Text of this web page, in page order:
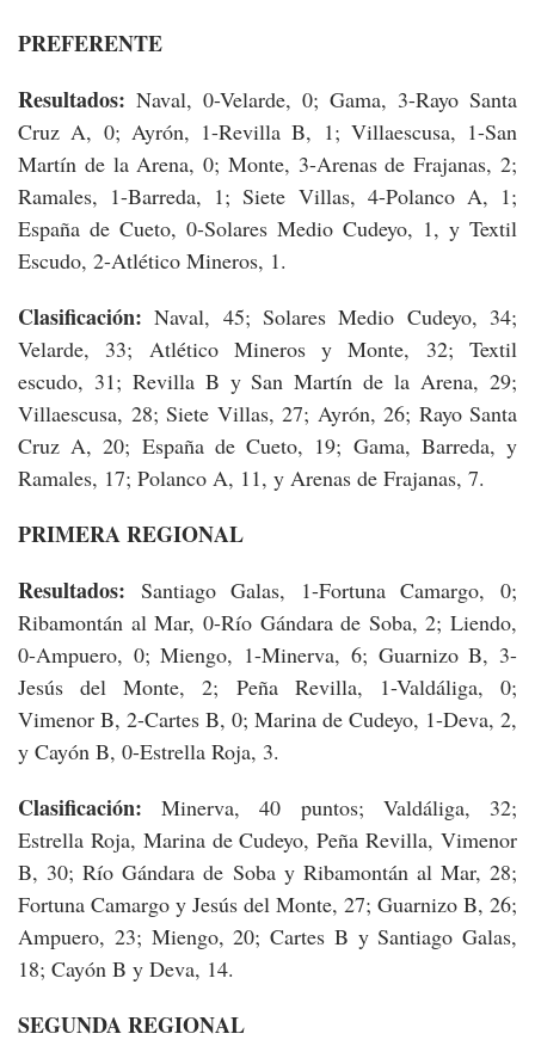
PREFERENTE
Resultados: Naval, 0-Velarde, 0; Gama, 3-Rayo Santa
Cruz A, 0; Ayrón, 1-Revilla B, 1; Villaescusa, 1-San
Martín de la Arena, 0; Monte, 3-Arenas de Frajanas, 2;
Ramales, 1-Barreda, 1; Siete Villas, 4-Polanco A, 1;
España de Cueto, 0-Solares Medio Cudeyo, 1, y Textil
Escudo, 2-Atlético Mineros, 1.
Clasificación:Naval, 45; Solares Medio Cudeyo, 34;
Velarde, 33; Atlético Mineros y Monte, 32; Textil
escudo, 31; Revilla B y San Martín de la Arena, 29;
Villaescusa, 28; Siete Villas, 27; Ayrón, 26; Rayo Santa
Cruz A, 20; España de Cueto, 19; Gama, Barreda, y
Ramales, 17; Polanco A, 11, y Arenas de Frajanas, 7.
PRIMERA REGIONAL
Resultados: Santiago Galas, 1-Fortuna Camargo, 0;
Ribamontán al Mar, 0-Río Gándara de Soba, 2; Liendo,
0-Ampuero, 0; Miengo, 1-Minerva, 6; Guarnizo B, 3-
Jesús del Monte, 2; Peña Revilla, 1-Valdáliga, 0;
Vimenor B, 2-Cartes B, 0; Marina de Cudeyo, 1-Deva, 2,
y Cayón B, 0-Estrella Roja, 3.
Clasificación:Minerva, 40 puntos; Valdáliga, 32;
Estrella Roja, Marina de Cudeyo, Peña Revilla, Vimenor
B, 30; Río Gándara de Soba y Ribamontán al Mar, 28;
Fortuna Camargo y Jesús del Monte, 27; Guarnizo B, 26;
Ampuero, 23; Miengo, 20; Cartes B y Santiago Galas,
18; Cayón B y Deva, 14.
SEGUNDA REGIONAL